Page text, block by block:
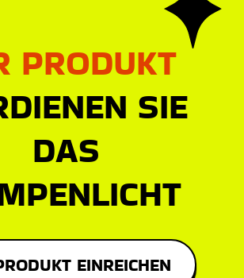
PRODUKT
SIE
DAS
EINREICHEN